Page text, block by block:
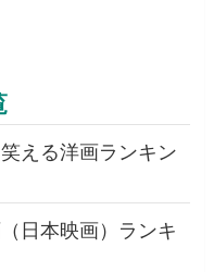
える洋画ランキン
日本映画）ランキ